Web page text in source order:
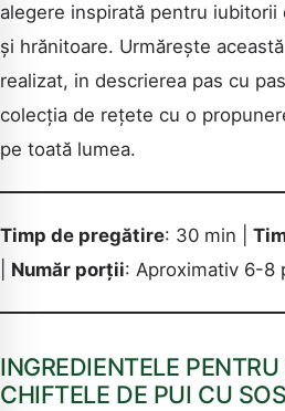
alegere inspirată pentru iubitorii
și hrănitoare. Urmărește
realizat, in descrierea pas cu
colecția de rețete cu o
pe toată lumea.
Timp de pregătire: 30 min |
Număr porții: Aproximativ 6-8
INGREDIENTELE PENTRU
CHIFTELE DE PUI CU